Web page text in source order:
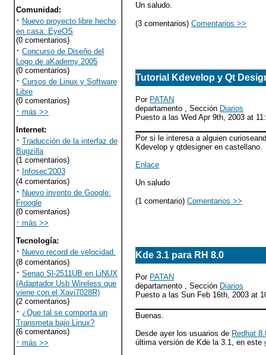
Comunidad :
· Nuevo proyecto libre hecho
en casa: EyeOS
(0 comentarios)
· Concurso de Diseño del
Logo de aKademy 2005
(0 comentarios)
· Cursos de Linux y Software
Libre
(0 comentarios)
· más >>
Internet:
· Traducción de la interfaz de
Bugzilla
(1 comentarios)
·
Infosec'2003
(4 comentarios)
· Nuevo invento de Google:
Froogle
(0 comentarios)
· más >>
Tecnología:
· Nuevo record de velocidad.
(8 comentarios)
· Senao Sl-2511UB en LiNUX
(Adaptador Usb Wireless que
viene con el Xavi7028R)
(2 comentarios)
· ¿Que tal se comporta un
Transmeta bajo Linux?
(6 comentarios)
· más >>
Un saludo.
(3 comentarios) Comentarios >>
Tutorial Kdevelop y Qt
Por PATAN
departamento , Sección Diarios
Puesto a las Wed Apr 9th, 2003 at
Por si le interesa a alguien
Kdevelop y qtdesigner en castellano.
Enlace
Un saludo
(1 comentario) Comentarios >>
Kde 3.1 para RH 8.0
Por PATAN
departamento , Sección Diarios
Puesto a las Sun Feb 16th, 2003 at
Buenas.
Desde ayer los usuarios de Redhat
última versión de Kde la 3.1, en este